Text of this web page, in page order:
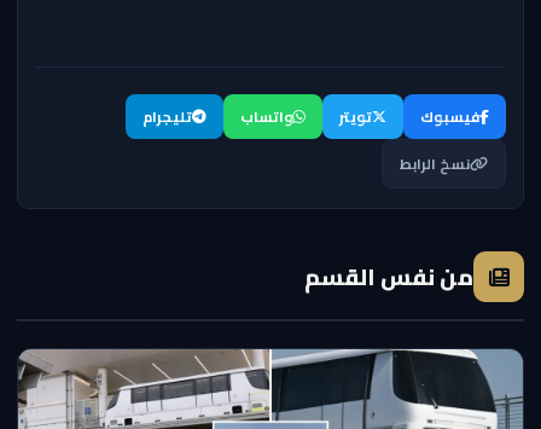
فيسبوك تويتر واتساب
تليجرام
نسخ الرابط
من نفس القسم